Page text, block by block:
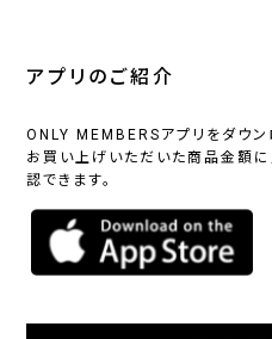
アプリのご紹介
ONLY MEMBERSアプリをダウン
お買い上げいただいた商品金額
認できます。